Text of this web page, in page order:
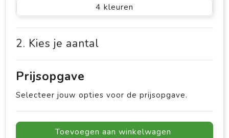
4
2. Kies je aantal
Prijsopgave
Selecteer jouw opties voor de prijsopgave.
Toevoegen aan winkelwagen